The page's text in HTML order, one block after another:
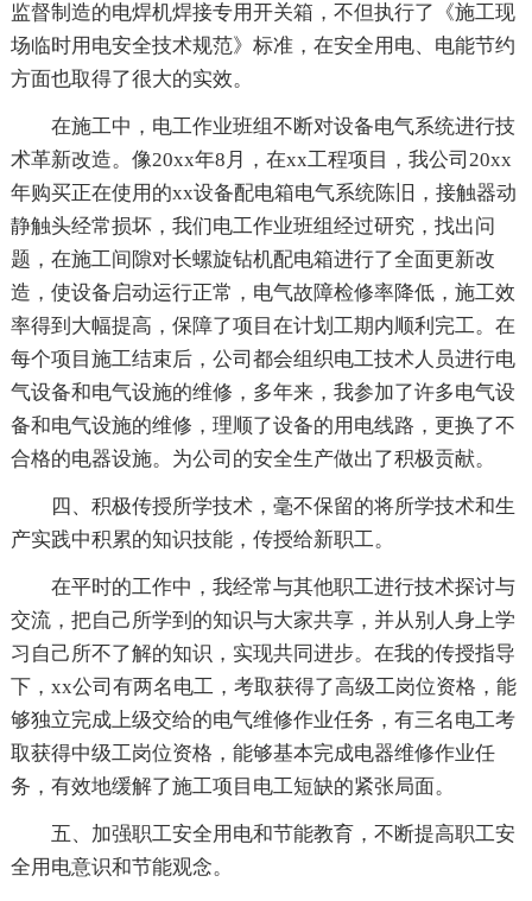
监督制造的电焊机焊接专用开关箱，不但执行了《施工现
场临时用电安全技术规范》标准，在安全用电、电能节约
方面也取得了很大的实效。
在施工中，电工作业班组不断对设备电气系统进行技
术革新改造。像20xx年8月，在xx工程项目，我公司20xx
年购买正在使用的xx设备配电箱电气系统陈旧，接触器动
静触头经常损坏，我们电工作业班组经过研究，找出问
题，在施工间隙对长螺旋钻机配电箱进行了全面更新改
造，使设备启动运行正常，电气故障检修率降低，施工效
率得到大幅提高，保障了项目在计划工期内顺利完工。在
每个项目施工结束后，公司都会组织电工技术人员进行电
气设备和电气设施的维修，多年来，我参加了许多电气设
备和电气设施的维修，理顺了设备的用电线路，更换了不
合格的电器设施。为公司的安全生产做出了积极贡献。
四、积极传授所学技术，毫不保留的将所学技术和生
产实践中积累的知识技能，传授给新职工。
在平时的工作中，我经常与其他职工进行技术探讨与
交流，把自己所学到的知识与大家共享，并从别人身上学
习自己所不了解的知识，实现共同进步。在我的传授指导
下，xx公司有两名电工，考取获得了高级工岗位资格，能
够独立完成上级交给的电气维修作业任务，有三名电工考
取获得中级工岗位资格，能够基本完成电器维修作业任
务，有效地缓解了施工项目电工短缺的紧张局面。
五、加强职工安全用电和节能教育，不断提高职工安
全用电意识和节能观念。